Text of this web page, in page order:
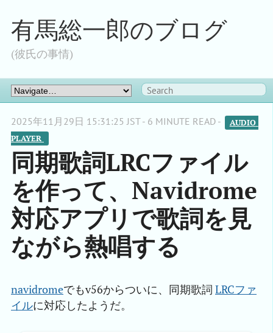
有馬総一郎のブログ
(彼氏の事情)
2025年11月29日 15:31:25 JST - 6 MINUTE READ -
AUDIO
PLAYER
同期歌詞LRCファイル
を作って、Navidrome
対応アプリで歌詞を見
ながら熱唱する
navidromeでもv56からついに、同期歌詞 LRCファ
イルに対応したようだ。